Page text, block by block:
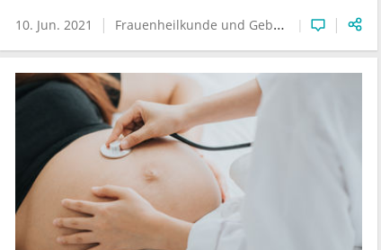
10. Jun. 2021 Frauenheilkunde und Geburtshilfe